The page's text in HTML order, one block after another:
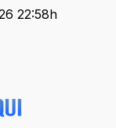
22:58h